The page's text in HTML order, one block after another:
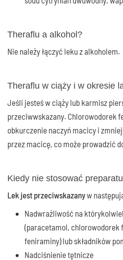
Theraflu a alkohol?
Nie należy łączyć leku z alkoholem.
Theraflu w ciąży i w okresie
Jeśli jesteś w ciąży lub karmisz
przeciwwskazany. Chlorowodorek
obkurczenie naczyń macicy i
przez macicę, co może prowadzić
Kiedy nie stosować
Lek jest przeciwskazanyw
Nadwrażliwość na
(paracetamol, chlorowodorek
feniraminy) lub składników
Nadciśnienie tętnicze